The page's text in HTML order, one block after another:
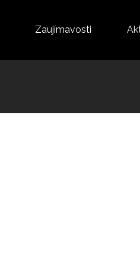
Zaujímavosti